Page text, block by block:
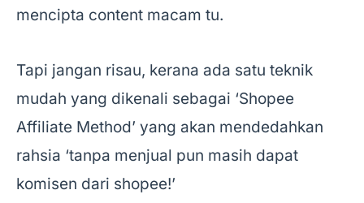
mencipta content macam tu.
Tapi jangan risau, kerana ada satu teknik
mudah yang dikenali sebagai ‘Shopee
Affiliate Method’ yang akan mendedahkan
rahsia ‘tanpa menjual pun masih dapat
komisen dari shopee!’